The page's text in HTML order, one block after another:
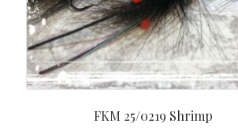
FKM 25/0219 Shrimp